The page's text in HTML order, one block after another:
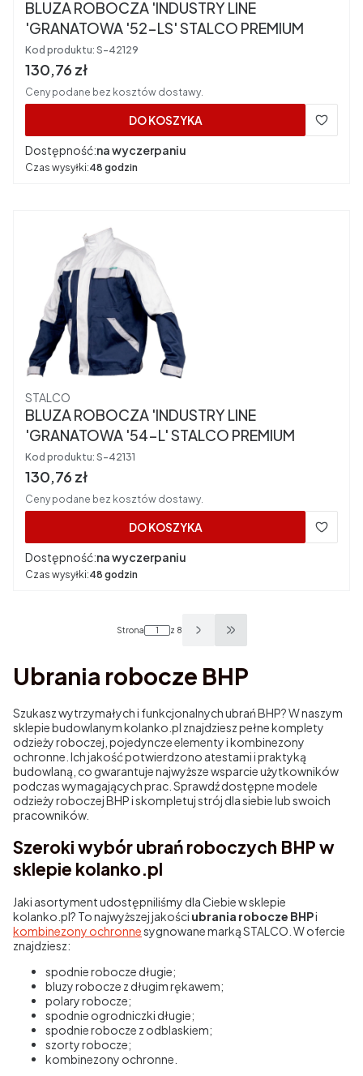
BLUZA ROBOCZA 'INDUSTRY LINE
'GRANATOWA '52-LS' STALCO PREMIUM
Kod produktu: S-42129
Cena brutto
130,76 zł
Ceny podane bez kosztów dostawy.
DO KOSZYKA
Dostępność:na wyczerpaniu
Czas wysyłki:48 godzin
Producent
STALCO
BLUZA ROBOCZA 'INDUSTRY LINE
'GRANATOWA '54-L' STALCO PREMIUM
Kod produktu: S-42131
Cena brutto
130,76 zł
Ceny podane bez kosztów dostawy.
DO KOSZYKA
Dostępność:na wyczerpaniu
Czas wysyłki:48 godzin
Strona z 8 Przejdź do ostatniej strony
Ubrania robocze BHP
Szukasz wytrzymałych i funkcjonalnych ubrań BHP? W naszym
sklepie budowlanym kolanko.pl znajdziesz pełne komplety
odzieży roboczej, pojedyncze elementy i kombinezony
ochronne. Ich jakość potwierdzono atestami i praktyką
budowlaną, co gwarantuje najwyższe wsparcie użytkowników
podczas wymagających prac. Sprawdź dostępne modele
odzieży roboczej BHP i skompletuj strój dla siebie lub swoich
pracowników.
Szeroki wybór ubrań roboczych BHP w
sklepie kolanko.pl
Jaki asortyment udostępniliśmy dla Ciebie w sklepie
kolanko.pl? To najwyższej jakości ubrania robocze BHPi
kombinezony ochronnesygnowane marką STALCO. W ofercie
znajdziesz:
spodnie robocze długie;
bluzy robocze z długim rękawem;
polary robocze;
spodnie ogrodniczki długie;
spodnie robocze z odblaskiem;
szorty robocze;
kombinezony ochronne.